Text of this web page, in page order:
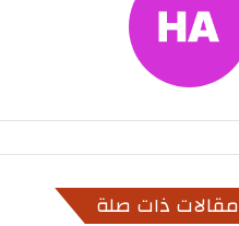
مقالات ذات صلة